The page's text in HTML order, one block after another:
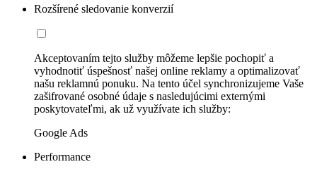
Rozšírené sledovanie konverzií
Akceptovaním tejto služby môžeme lepšie pochopiť a
vyhodnotiť úspešnosť našej online reklamy a optimalizovať
našu reklamnú ponuku. Na tento účel synchronizujeme Vaše
zašifrované osobné údaje s nasledujúcimi externými
poskytovateľmi, ak už využívate ich služby:
Google Ads
Performance